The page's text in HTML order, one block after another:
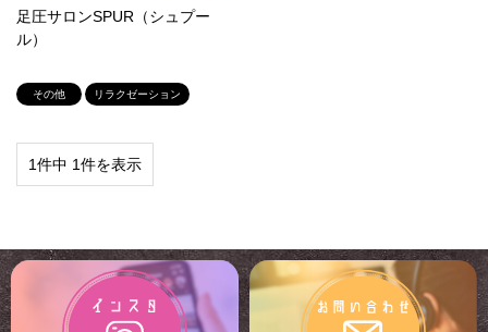
足圧サロンSPUR（シュプー
ル）
その他 リラクゼーション
1件中 1件を表示